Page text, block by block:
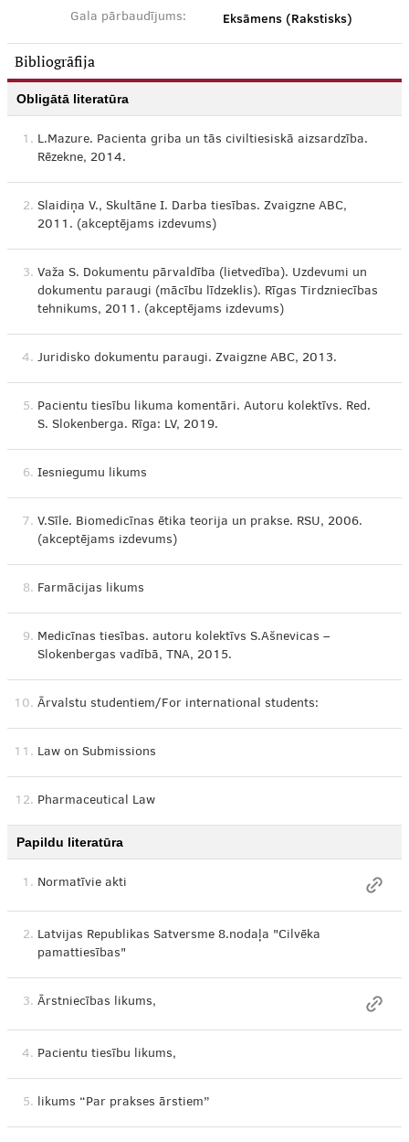
Gala pārbaudījums: Eksāmens (Rakstisks)
Bibliogrāfija
Obligātā literatūra
1. L.Mazure. Pacienta griba un tās civiltiesiskā aizsardzība.
Rēzekne, 2014.
2. Slaidiņa V., Skultāne I. Darba tiesības. Zvaigzne ABC,
2011. (akceptējams izdevums)
3. Važa S. Dokumentu pārvaldība (lietvedība). Uzdevumi un
dokumentu paraugi (mācību līdzeklis). Rīgas Tirdzniecības
tehnikums, 2011. (akceptējams izdevums)
4. Juridisko dokumentu paraugi. Zvaigzne ABC, 2013.
5. Pacientu tiesību likuma komentāri. Autoru kolektīvs. Red.
S. Slokenberga. Rīga: LV, 2019.
6. Iesniegumu likums
7. V.Sīle. Biomedicīnas ētika teorija un prakse. RSU, 2006.
(akceptējams izdevums)
8. Farmācijas likums
9. Medicīnas tiesības. autoru kolektīvs S.Ašnevicas –
Slokenbergas vadībā, TNA, 2015.
10. Ārvalstu studentiem/For international students:
11. Law on Submissions
12. Pharmaceutical Law
Papildu literatūra
1. Normatīvie akti
2. Latvijas Republikas Satversme 8.nodaļa "Cilvēka
pamattiesības"
3. Ārstniecības likums,
4. Pacientu tiesību likums,
5. likums “Par prakses ārstiem”